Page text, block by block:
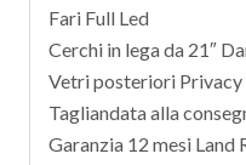
Fari Full Led
Cerchi in lega da 21″
Vetri posteriori Privacy
Tagliandata alla
Garanzia 12 mesi Land